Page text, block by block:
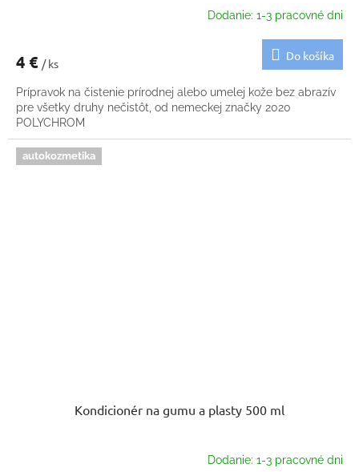
Dodanie: 1-3 pracovné dni
4 € / ks
Do košíka
Prípravok na čistenie prírodnej alebo umelej kože bez abrazív
pre všetky druhy nečistôt, od nemeckej značky 2020
POLYCHROM
autokozmetika
Kondicionér na gumu a plasty 500 ml
Dodanie: 1-3 pracovné dni